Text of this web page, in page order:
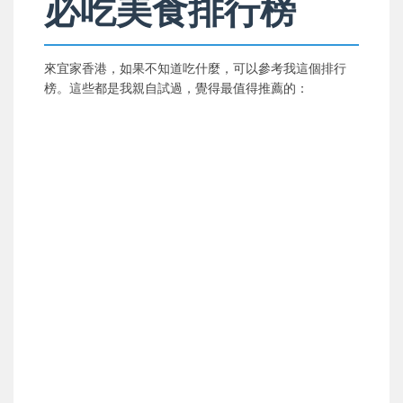
必吃美食排行榜
來宜家香港，如果不知道吃什麼，可以參考我這個排行
榜。這些都是我親自試過，覺得最值得推薦的：